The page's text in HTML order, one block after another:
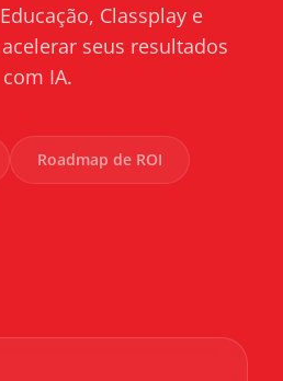
Classplay e
seus resultados
com IA.
Roadmap de ROI